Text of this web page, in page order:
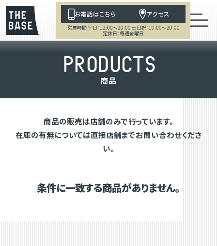
お電話はこちら アクセス
営業時間 平日：12:00～20:00 土日祝：10:00～20:00
定休日：毎週金曜日
PRODUCTS
商品
商品の販売は店舗のみで行っています。
在庫の有無については直接店舗までお問い合わせくださ
い。
条件に一致する商品がありません。